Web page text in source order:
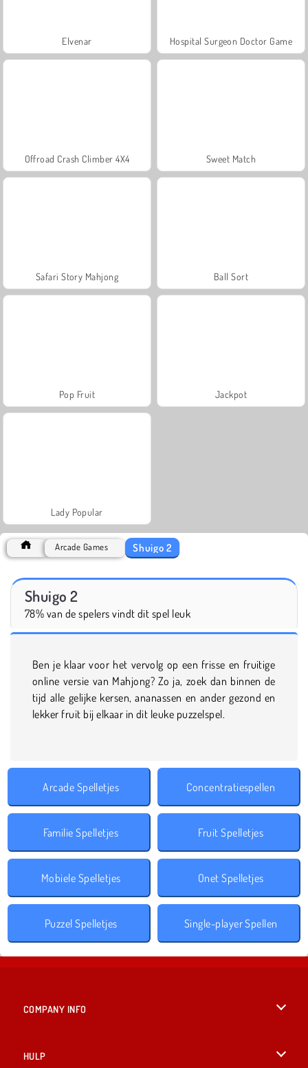
Elvenar Hospital Surgeon Doctor Game
Offroad Crash Climber 4X4 Sweet Match
Safari Story Mahjong Ball Sort
Pop Fruit Jackpot
Lady Popular
Arcade Games Shuigo 2
Shuigo 2
78% van de spelers vindt dit spel leuk
Ben je klaar voor het vervolg op een frisse en fruitige
online versie van Mahjong? Zo ja, zoek dan binnen de
tijd alle gelijke kersen, ananassen en ander gezond en
lekker fruit bij elkaar in dit leuke puzzelspel.
Arcade Spelletjes Concentratiespellen
Familie Spelletjes Fruit Spelletjes
Mobiele Spelletjes Onet Spelletjes
Puzzel Spelletjes Single-player Spellen
COMPANY INFO
HULP